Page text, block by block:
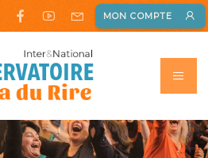
MON COMPTE